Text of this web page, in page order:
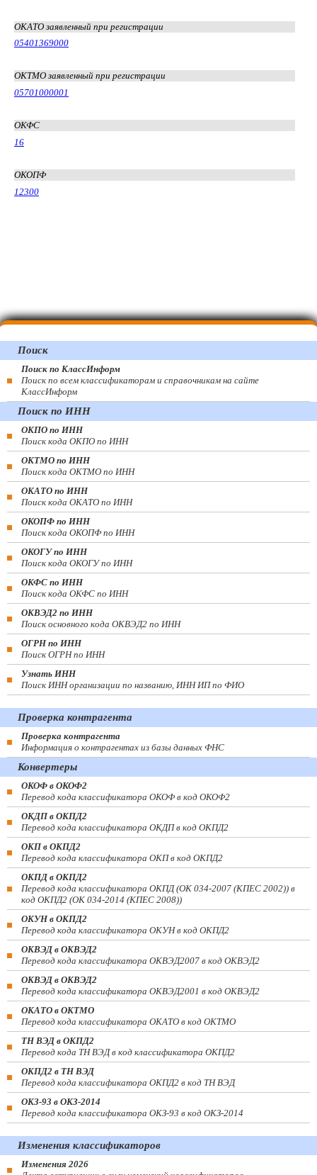
ОКАТО заявленный при регистрации
05401369000
ОКТМО заявленный при регистрации
05701000001
ОКФС
16
ОКОПФ
12300
Поиск
Поиск по КлассИнформ
Поиск по всем классификаторам и справочникам на сайте
КлассИнформ
Поиск по ИНН
ОКПО по ИНН
Поиск кода ОКПО по ИНН
ОКТМО по ИНН
Поиск кода ОКТМО по ИНН
ОКАТО по ИНН
Поиск кода ОКАТО по ИНН
ОКОПФ по ИНН
Поиск кода ОКОПФ по ИНН
ОКОГУ по ИНН
Поиск кода ОКОГУ по ИНН
ОКФС по ИНН
Поиск кода ОКФС по ИНН
ОКВЭД2 по ИНН
Поиск основного кода ОКВЭД2 по ИНН
ОГРН по ИНН
Поиск ОГРН по ИНН
Узнать ИНН
Поиск ИНН организации по названию, ИНН ИП по ФИО
Проверка контрагента
Проверка контрагента
Информация о контрагентах из базы данных ФНС
Конвертеры
ОКОФ в ОКОФ2
Перевод кода классификатора ОКОФ в код ОКОФ2
ОКДП в ОКПД2
Перевод кода классификатора ОКДП в код ОКПД2
ОКП в ОКПД2
Перевод кода классификатора ОКП в код ОКПД2
ОКПД в ОКПД2
Перевод кода классификатора ОКПД (ОК 034-2007 (КПЕС 2002)) в
код ОКПД2 (ОК 034-2014 (КПЕС 2008))
ОКУН в ОКПД2
Перевод кода классификатора ОКУН в код ОКПД2
ОКВЭД в ОКВЭД2
Перевод кода классификатора ОКВЭД2007 в код ОКВЭД2
ОКВЭД в ОКВЭД2
Перевод кода классификатора ОКВЭД2001 в код ОКВЭД2
ОКАТО в ОКТМО
Перевод кода классификатора ОКАТО в код ОКТМО
ТН ВЭД в ОКПД2
Перевод кода ТН ВЭД в код классификатора ОКПД2
ОКПД2 в ТН ВЭД
Перевод кода классификатора ОКПД2 в код ТН ВЭД
ОКЗ-93 в ОКЗ-2014
Перевод кода классификатора ОКЗ-93 в код ОКЗ-2014
Изменения классификаторов
Изменения 2026